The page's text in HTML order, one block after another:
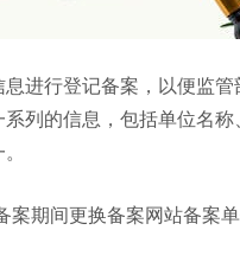
进行登记备案，以便监
列的信息，包括单位名
案期间更换备案网站备案